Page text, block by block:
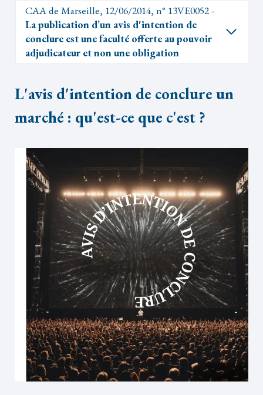
CAA de Marseille, 12/06/2014, n° 13VE0052 -
La publication d’un avis d'intention de
conclure est une faculté offerte au pouvoir
adjudicateur et non une obligation
L'avis d'intention de conclure un
marché : qu'est-ce que c'est ?